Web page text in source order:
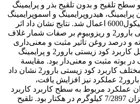
سطح تلقیح و بدون تلقیح بذر و پرایمینگ
هیدروپرایمینگ و اسموپرایمینگ
با استفاده از پلی‌اتیلن گلیکول6000 اعمال شد. نتایج نشان داد اثر
متقابل کاربرد کود زیستی بارور2 و ریزوبیوم بر صفات شمار غلاف
و درصد روغن تأثیر مثبت و معنی‌داری
داشت. همچنین اثر متقابل کاربرد کود زیستی بارور2 و پرایمینگ
بوته مثبت و معنی‌دار بود. مقایسة
عملکرد دانه در سطوح مختلف کاربرد کود زیستی بارور2 نشان داد
که با کاربرد کود زیستی بارور2 عملکرد نیز افزایش یافت،
عملکرد مربوط به سطح کاربرد کاربرد
کود زیستی بارور2 به میزان 7/2897 کیلوگرم در هکتار بود. تلقیح